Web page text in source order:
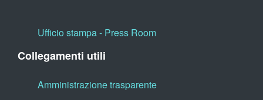
Ufficio stampa - Press Room
Collegamenti utili
Amministrazione trasparente